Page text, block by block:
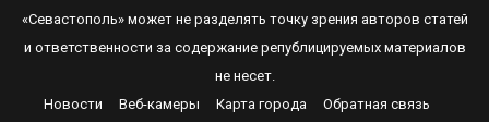
«Севастополь»может не разделять точку зрения авторов статей
и ответственности за содержание републицируемых материалов
не несет.
Новости
Веб-камеры Карта города Обратная связь